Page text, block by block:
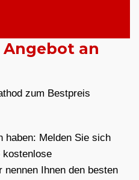
Angebot an
zum Bestpreis
haben: Melden Sie sich
kostenlose
nennen Ihnen den besten